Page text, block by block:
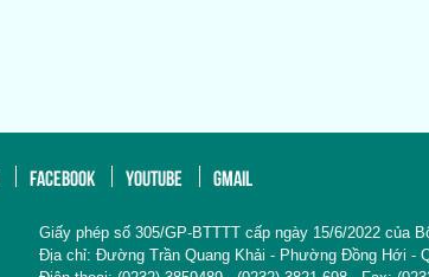
FACEBOOK YOUTUBE GMAIL
Giấy phép số 305/GP-BTTTT cấp ngày 15/6/2022 của
Địa chỉ: Đường Trần Quang Khải - Phường Đồng Hới -